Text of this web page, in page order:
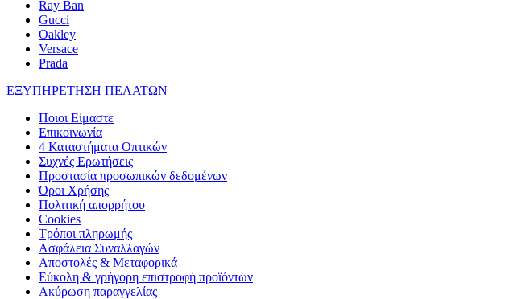
Ray Ban
Gucci
Oakley
Versace
Prada
ΕΞΥΠΗΡΕΤΗΣΗ ΠΕΛΑΤΩΝ
Ποιοι Είμαστε
Επικοινωνία
4 Καταστήματα Οπτικών
Συχνές Ερωτήσεις
Προστασία προσωπικών δεδομένων
Όροι Χρήσης
Πολιτική απορρήτου
Cookies
Τρόποι πληρωμής
Ασφάλεια Συναλλαγών
Αποστολές & Μεταφορικά
Εύκολη & γρήγορη επιστροφή προϊόντων
Ακύρωση παραγγελίας